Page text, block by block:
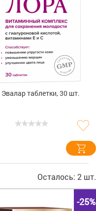
таблетки, 30 шт.
Осталось: 2 шт.
-25%